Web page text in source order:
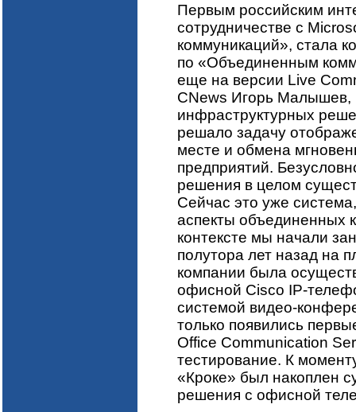
Первым российским
сотрудничестве с
коммуникаций», стала
по «Объединенным
еще на версии Live
CNews Игорь Малышев,
инфраструктурных
решало задачу
месте и обмена
предприятий.
решения в целом
Сейчас это уже
аспекты объединенных
контексте мы начали
полутора лет назад на
компании была
офисной Cisco IP-
системой видео-
только появились
Office Communication
тестирование. К
«Кроке» был накоплен
решения с офисной